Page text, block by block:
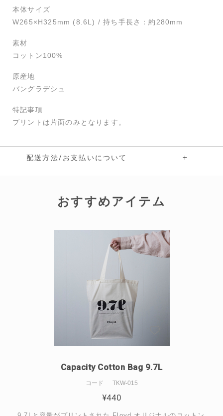
本体サイズ
W265×H325mm (8.6L) /持ち手長さ：約280mm
素材
コットン100%
原産地
バングラデシュ
特記事項
プリントは片面のみとなります。
配送方法/お支払いについて
おすすめアイテム
Capacity Cotton Bag 9.7L
コード TKW-015
¥440